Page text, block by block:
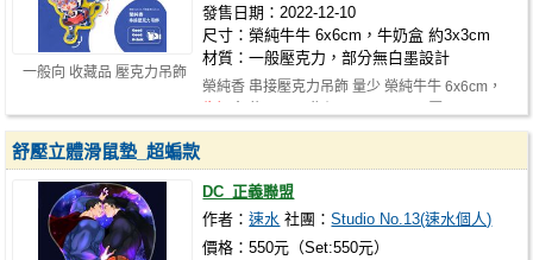
一般向 收藏品 壓克力吊飾
發售日期：2022-12-10
尺寸：榮純牛牛 6x6cm，牛奶盒 約3x3cm
材質：一般壓克力，部分無白墨設計
榮純香 串接壓克力吊飾 量少 榮純牛牛 6x6cm，
舒壓立體滑鼠墊_超蝙款
DC_正義聯盟
作者：速水 社團：Studio No.13(速水個人)
價格：550元（Set:550元）